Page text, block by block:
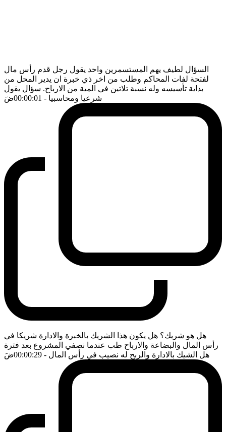
السؤال لطيف يهم المستسمرين واحد يقول رجل قدم رأس مال
لفتحة لفات المحاكم وطلب من اخر ذي خبرة ان يدير المحل من
بداية تأسيسه وله نسبة تلاتين في المية من الارباح. سؤال يقول
شرعيا ومحاسبيا - 00:00:01 ضَ
هل هو شريك؟ هل يكون هذا الشريك بالخبرة والادارة شريكا في
رأس المال والبضاعة والارباح طب عندما نصفي المشروع بعد فترة
هل الشيك بالادارة والربح له نصيب في رأس المال - 00:00:29 ضَ